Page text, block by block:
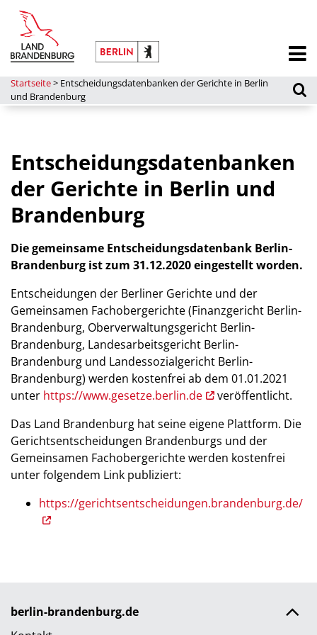
Startseite> Entscheidungsdatenbanken der Gerichte in Berlin
und Brandenburg
Entscheidungsdatenbanken
der Gerichte in Berlin und
Brandenburg
Die gemeinsame Entscheidungsdatenbank Berlin-
Brandenburg ist zum 31.12.2020 eingestellt worden.
Entscheidungen der Berliner Gerichte und der
Gemeinsamen Fachobergerichte (Finanzgericht Berlin-
Brandenburg, Oberverwaltungsgericht Berlin-
Brandenburg, Landesarbeitsgericht Berlin-
Brandenburg und Landessozialgericht Berlin-
Brandenburg) werden kostenfrei ab dem 01.01.2021
unter https://www.gesetze.berlin.de
veröffentlicht.
Das Land Brandenburg hat seine eigene Plattform. Die
Gerichtsentscheidungen Brandenburgs und der
Gemeinsamen Fachobergerichte werden kostenfrei
unter folgendem Link publiziert:
https://gerichtsentscheidungen.brandenburg.de/
berlin-brandenburg.de